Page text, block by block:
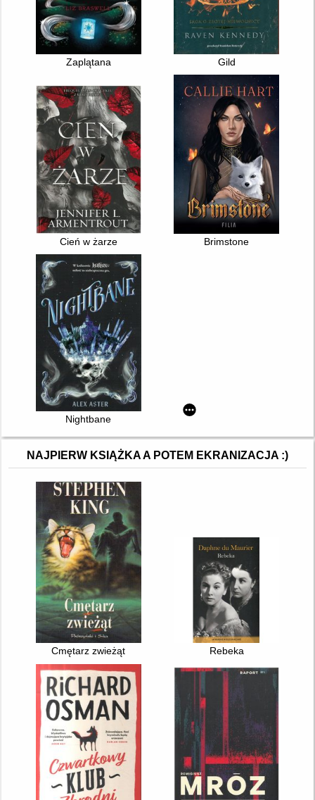
Zaplątana Gild
Cień w żarze Brimstone
Nightbane
NAJPIERW KSIĄŻKA A POTEM EKRANIZACJA :)
Cmętarz zwieżąt Rebeka